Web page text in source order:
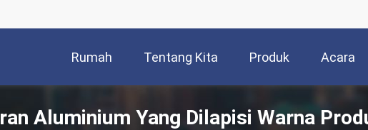
Rumah Tentang Kita Produk Acara
Aluminium Yang Dilapisi Warna